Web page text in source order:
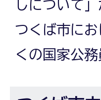
しについて
つくば市に
くの国家公